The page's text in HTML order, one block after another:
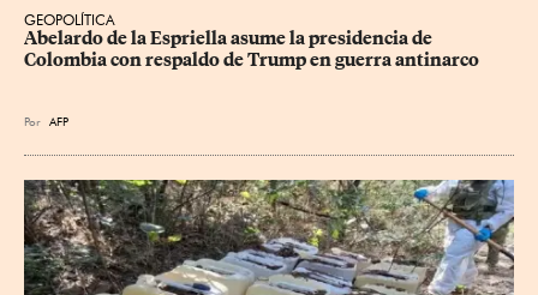
GEOPOLÍTICA
Abelardo de la Espriella asume la presidencia de
Colombia con respaldo de Trump en guerra antinarco
Por AFP